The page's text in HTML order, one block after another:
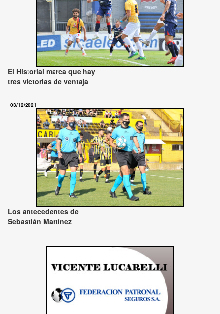
El Historial marca que hay
tres victorias de ventaja
03/12/2021
Los antecedentes de
Sebastián Martínez